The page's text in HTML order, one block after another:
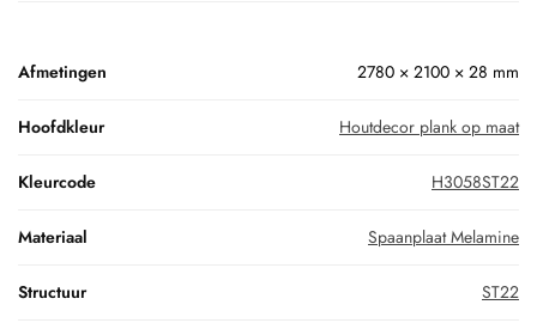
Afmetingen 2780 × 2100 × 28 mm
Hoofdkleur Houtdecor plank op maat
Kleurcode H3058ST22
Materiaal Spaanplaat Melamine
Structuur ST22